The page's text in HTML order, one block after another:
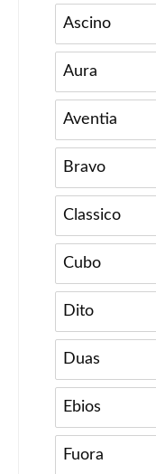
Ascino
Aura
Aventia
Bravo
Classico
Cubo
Dito
Duas
Ebios
Fuora